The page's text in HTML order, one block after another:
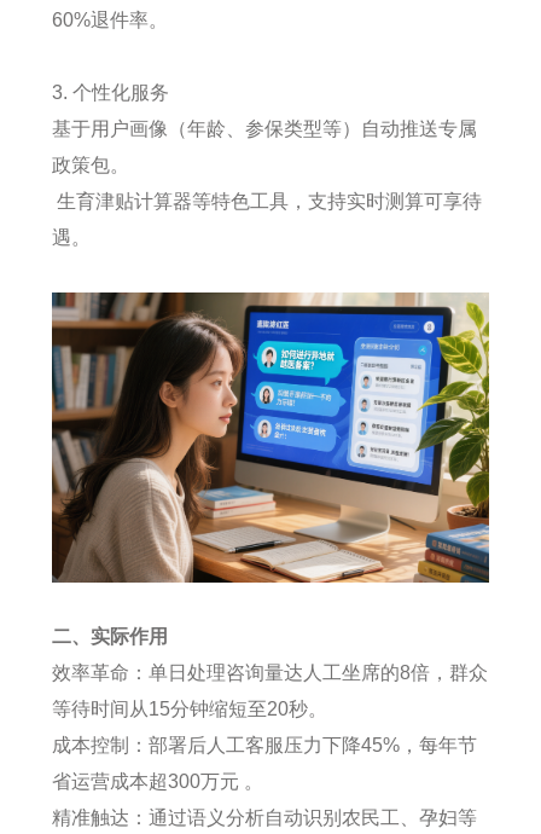
60%退件率。
3. 个性化服务
基于用户画像（年龄、参保类型等）自动推送专属
政策包。
生育津贴计算器等特色工具，支持实时测算可享待
遇。
二、实际作用
效率革命：单日处理咨询量达人工坐席的8倍，群众
等待时间从15分钟缩短至20秒。
成本控制：部署后人工客服压力下降45%，每年节
省运营成本超300万元 。
精准触达：通过语义分析自动识别农民工、孕妇等